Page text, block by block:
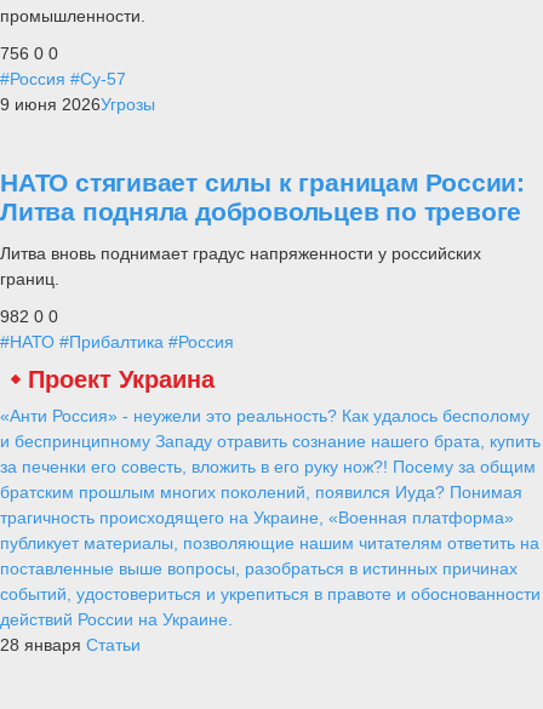
промышленности.
756 0 0
#Россия #Су-57
9 июня 2026Угрозы
НАТО стягивает силы к границам России:
Литва подняла добровольцев по тревоге
Литва вновь поднимает градус напряженности у российских
границ.
982 0 0
#НАТО #Прибалтика #Россия
Проект Украина
«Анти Россия» - неужели это реальность? Как удалось бесполому
и беспринципному Западу отравить сознание нашего брата, купить
за печенки его совесть, вложить в его руку нож?! Посему за общим
братским прошлым многих поколений, появился Иуда? Понимая
трагичность происходящего на Украине, «Военная платформа»
публикует материалы, позволяющие нашим читателям ответить на
поставленные выше вопросы, разобраться в истинных причинах
событий, удостовериться и укрепиться в правоте и обоснованности
действий России на Украине.
28 января Статьи